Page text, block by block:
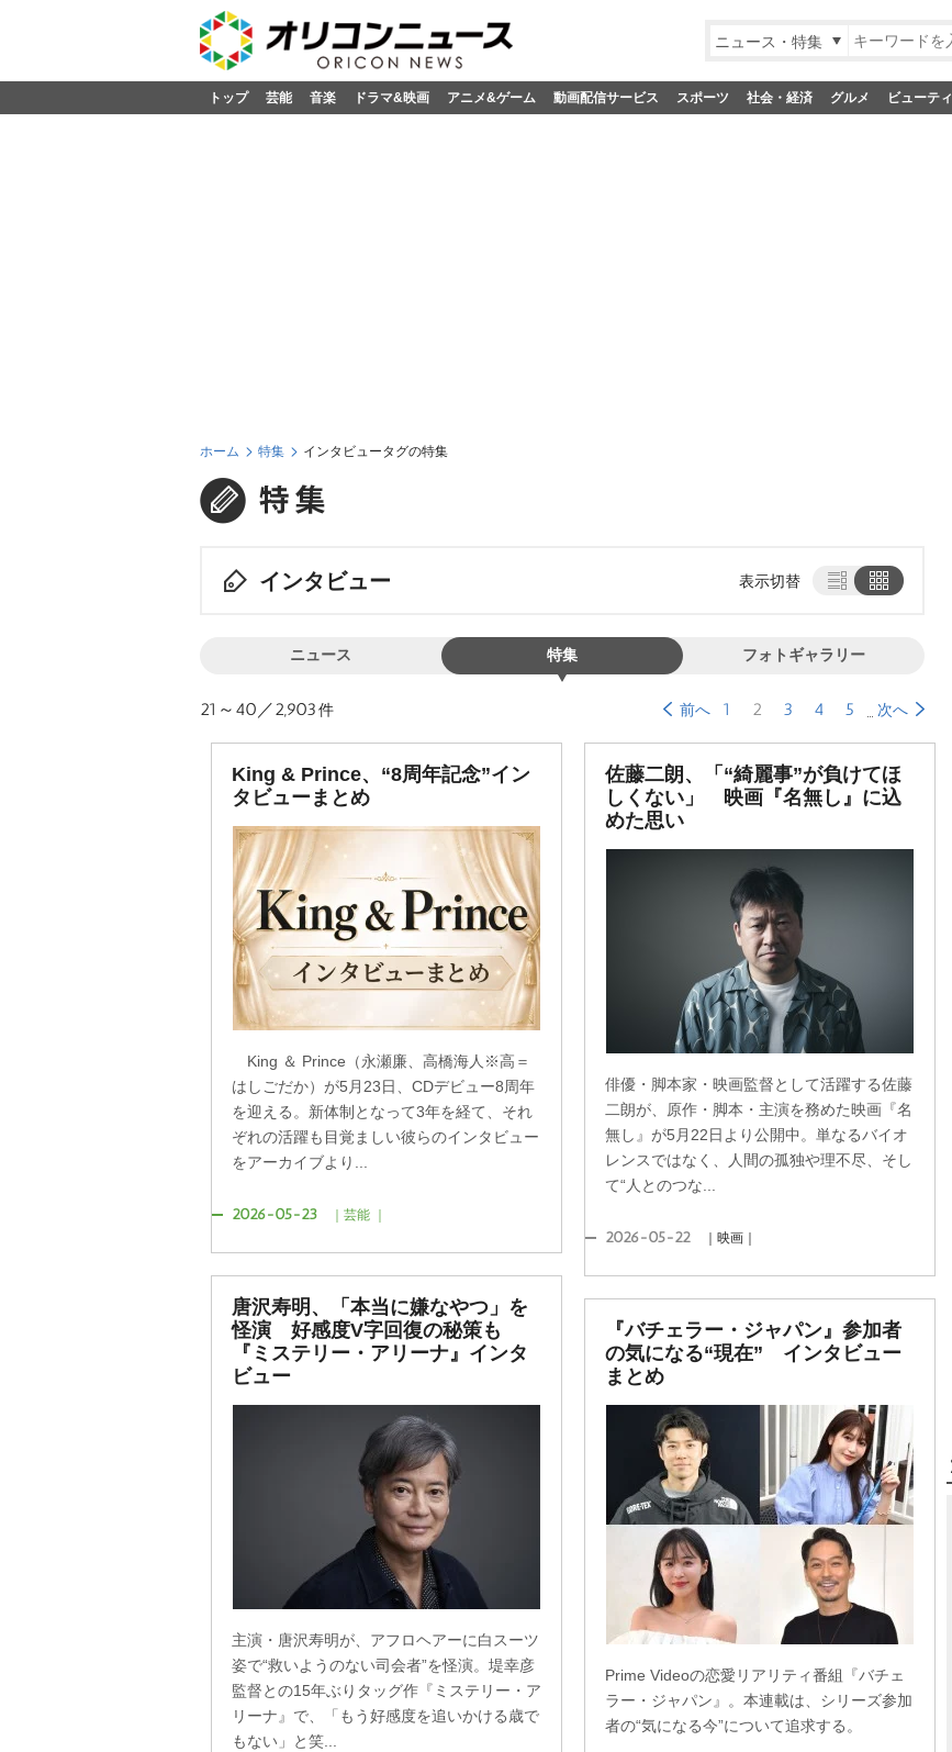
ニュース・特集
トップ 芸能 音楽 ドラマ&映画 アニメ&ゲーム 動画配信サービス スポーツ 社会・経済 グルメ ビューティ
ホーム 特集 インタビュータグの特集
インタビュー 表示切替
ニュース 特集 フォトギャラリー
21～40／2,903件 前へ 1 2 3 4 5 次へ
King & Prince、“8周年記念”イン
タビューまとめ
King ＆ Prince（永瀬廉、高橋海人※高＝
はしごだか）が5月23日、CDデビュー8周年
を迎える。新体制となって3年を経て、それ
ぞれの活躍も目覚ましい彼らのインタビュー
をアーカイブより...
2026-05-23 ｜芸能 ｜
佐藤二朗、「“綺麗事”が負けてほ
しくない」 映画『名無し』に込
めた思い
俳優・脚本家・映画監督として活躍する佐藤
二朗が、原作・脚本・主演を務めた映画『名
無し』が5月22日より公開中。単なるバイオ
レンスではなく、人間の孤独や理不尽、そし
て“人とのつな...
2026-05-22 ｜映画｜
唐沢寿明、「本当に嫌なやつ」を
怪演 好感度V字回復の秘策も
『ミステリー・アリーナ』インタ
ビュー
主演・唐沢寿明が、アフロヘアーに白スーツ
姿で“救いようのない司会者”を怪演。堤幸彦
監督との15年ぶりタッグ作『ミステリー・ア
リーナ』で、「もう好感度を追いかける歳で
もない」と笑...
『バチェラー・ジャパン』参加者
の気になる“現在” インタビュー
まとめ
Prime Videoの恋愛リアリティ番組『バチェ
ラー・ジャパン』。本連載は、シリーズ参加
者の“気になる今”について追求する。